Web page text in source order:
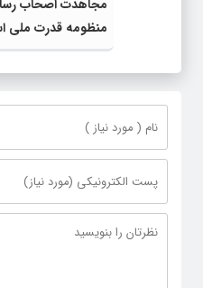
مجاهدت اصحاب
منظومه قدرت ملی